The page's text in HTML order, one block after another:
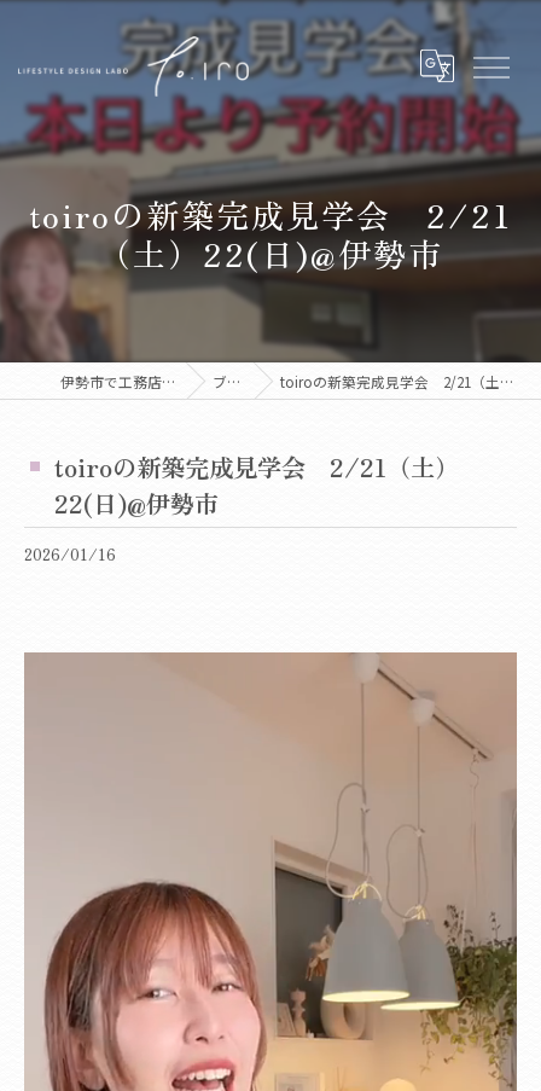
toiroの新築完成見学会 2/21
（土）22(日)@伊勢市
伊勢市で工務店ならtoiro ブログ toiroの新築完成見学会 2/21（土）22(日)@伊勢市
toiroの新築完成見学会 2/21（土）
22(日)@伊勢市
2026/01/16